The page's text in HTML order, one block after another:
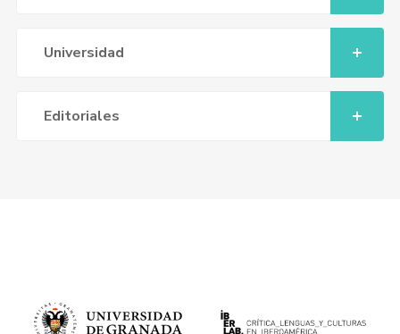
Universidad
Editoriales